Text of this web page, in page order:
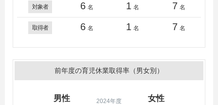
対象者 6 名 1 名 7 名
取得者 6 名 1 名 7 名
前年度の育児休業取得率（男女別）
2024年度
男性 女性